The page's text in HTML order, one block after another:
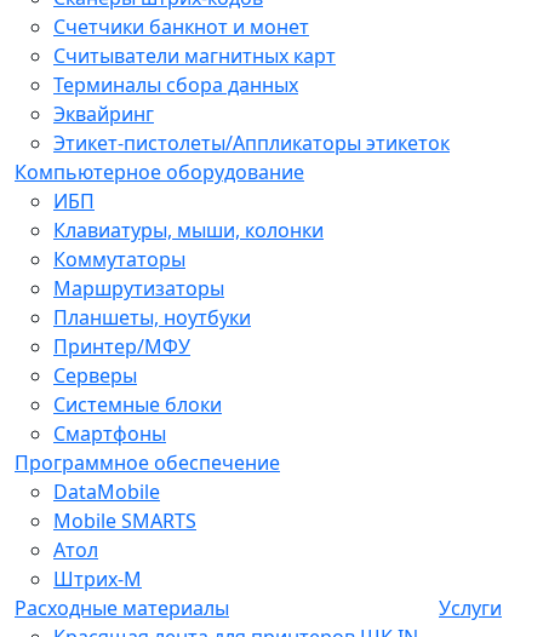
Счетчики банкнот и монет
Считыватели магнитных карт
Терминалы сбора данных
Эквайринг
Этикет-пистолеты/Аппликаторы этикеток
Компьютерное оборудование
ИБП
Клавиатуры, мыши, колонки
Коммутаторы
Маршрутизаторы
Планшеты, ноутбуки
Принтер/МФУ
Серверы
Системные блоки
Смартфоны
Программное обеспечение
DataMobile
Mobile SMARTS
Атол
Штрих-М
Расходные материалы
Услуги